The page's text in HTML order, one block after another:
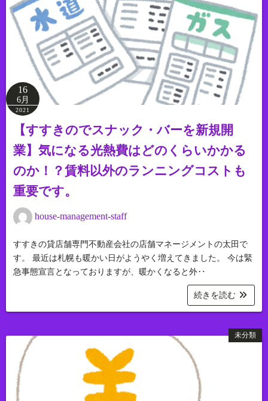
16
6月
2021
【すすきのでスナック・バーを新規開
業】気になる光熱費はどのくらいかかる
のか！？賃料以外のランニングコストも
重要です。
house-management-staff
すすきの貸店舗専門不動産会社の店舗マネージメントの太田で
す。 最近は札幌も暖かい日がようやく増えてきました。 今は緊
急事態宣言となっておりますが、暖かくなると外‥
続きを読む
未分類